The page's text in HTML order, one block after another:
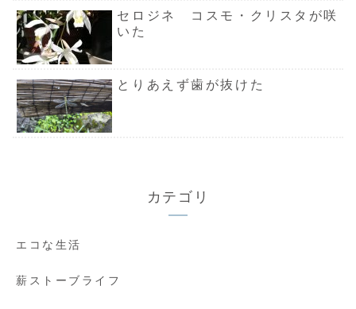
セロジネ コスモ・クリスタが咲
いた
とりあえず歯が抜けた
カテゴリ
エコな生活
薪ストーブライフ